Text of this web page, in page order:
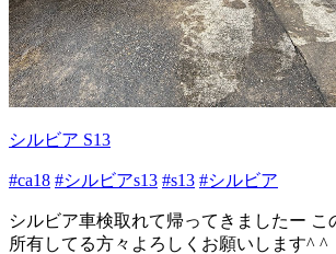
シルビア S13
#ca18 #シルビアs13 #s13 #シルビア
シルビア車検取れて帰ってきましたー こ
所有してる方々よろしくお願いします^ ^